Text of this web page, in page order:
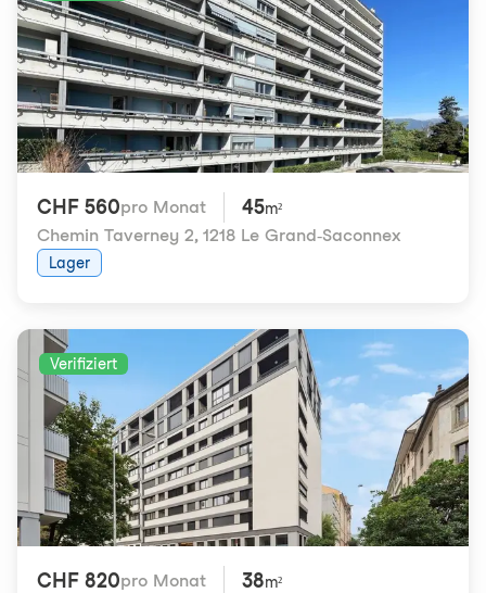
CHF 560pro Monat 45m²
Chemin Taverney 2, 1218 Le Grand-Saconnex
Lager
Verifiziert
CHF 820pro Monat 38m²